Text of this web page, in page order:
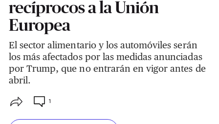
recíprocos a la Unión
Europea
El sector alimentario y los automóviles serán
los más afectados por las medidas anunciadas
por Trump, que no entrarán en vigor antes de
abril.
1